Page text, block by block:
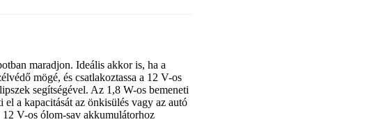
maradjon. Ideális akkor is, ha a
mögé, és csatlakoztassa a 12 V-os
segítségével. Az 1,8 W-os bemeneti
a kapacitását az önkisülés vagy az autó
V-os ólom-sav akkumulátorhoz